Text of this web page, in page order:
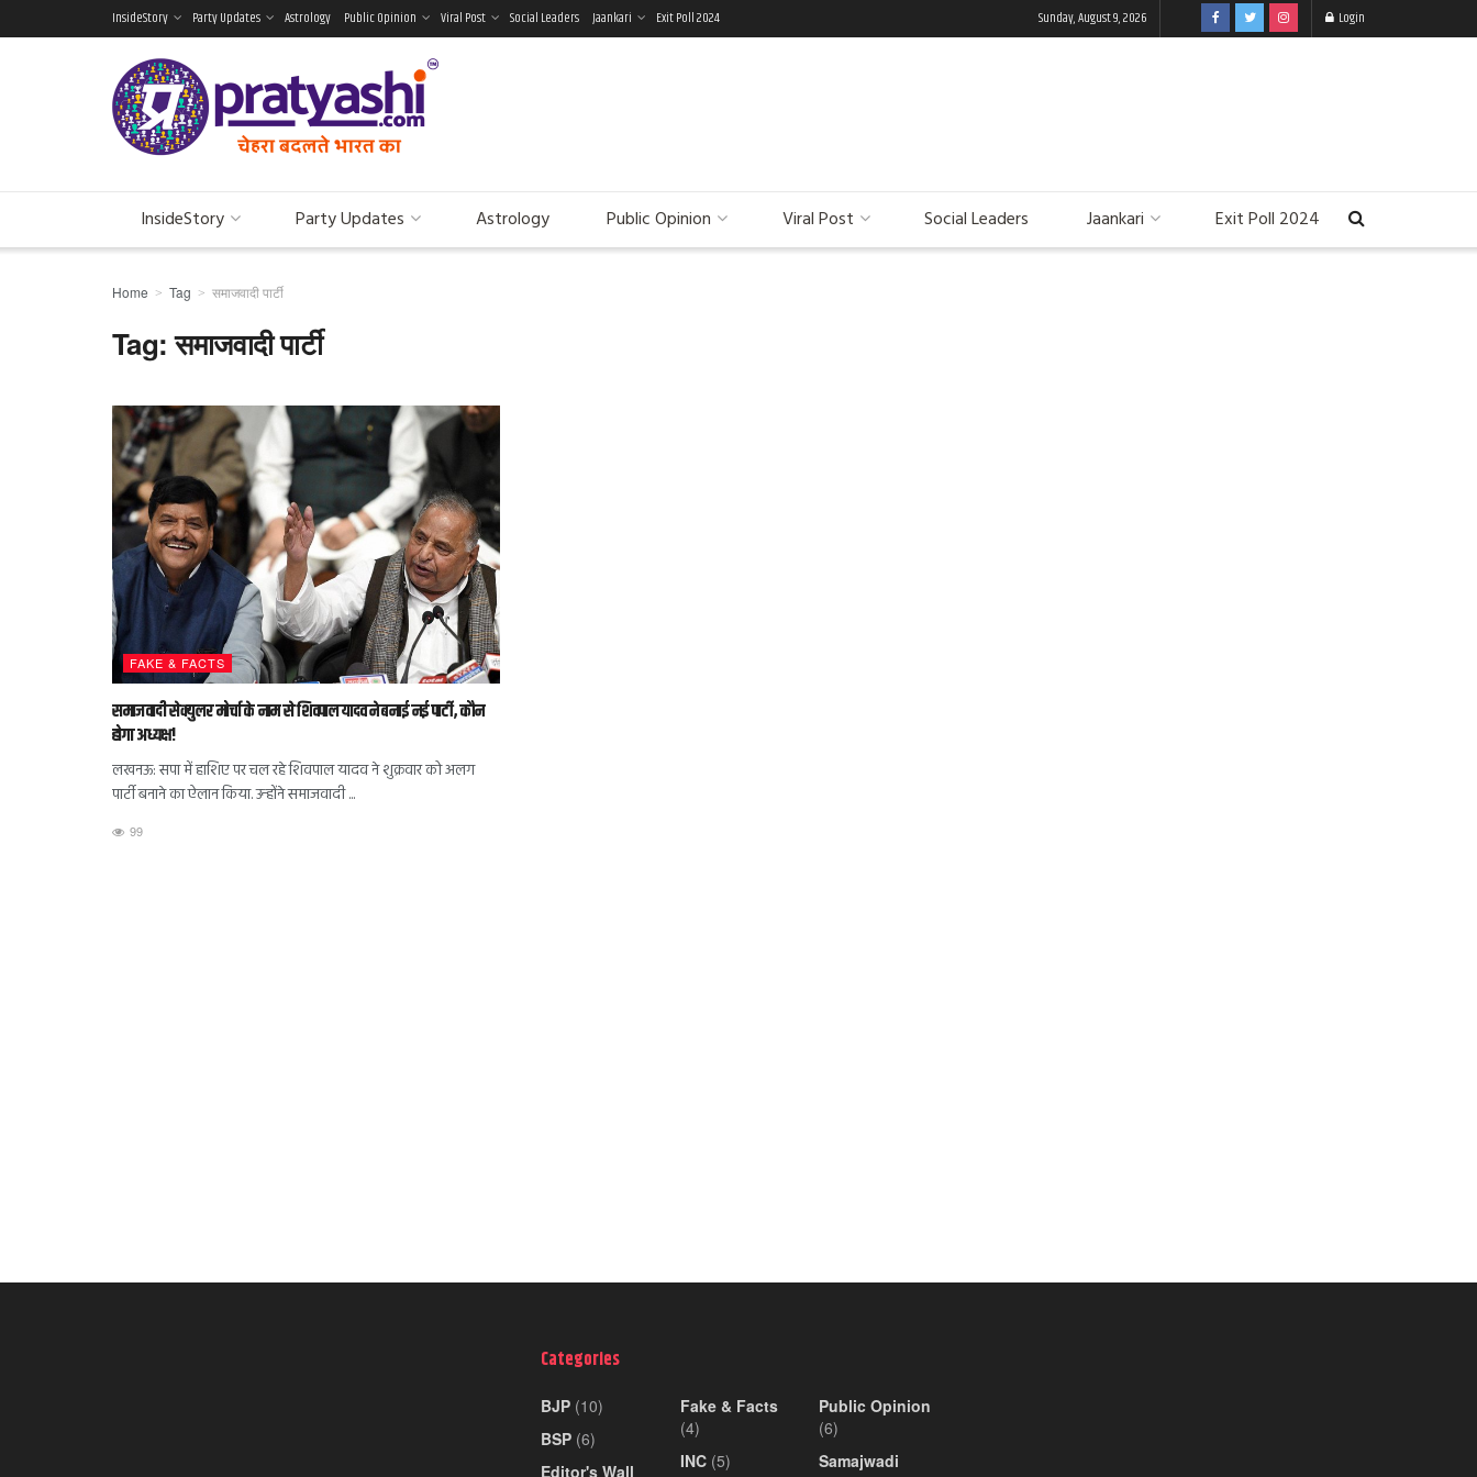
InsideStory Party Updates Astrology Public Opinion Viral Post Social Leaders Jaankari Exit Poll 2024 Sunday, August 9, 2026 Login
InsideStory Party Updates Astrology Public Opinion Viral Post Social Leaders Jaankari Exit Poll 2024
Home Tag समाजवादी पार्टी
Tag:समाजवादी पार्टी
FAKE & FACTS
समाजवादी सेक्‍युलर मोर्चा के नाम से शिवपाल यादव ने बनाई नई पार्टी, कौन
होगा अध्यक्ष!
लखनऊ: सपा में हाशिए पर चल रहे शिवपाल यादव ने शुक्रवार को अलग
पार्टी बनाने का ऐलान किया. उन्‍होंने समाजवादी ...
99
Categories
BJP (10)
BSP (6)
Editor's Wall
Fake & Facts
(4)
INC(5)
Public Opinion
(6)
Samajwadi